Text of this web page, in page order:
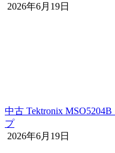
2026年6月19日
中古 Tektronix
プ
2026年6月19日